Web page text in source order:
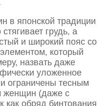
в японской традиции
грудь, а
и широкий пояс со
который
назвать даже
уложенное
ограничены тесным
женщин (даже с
как обряд бинтования